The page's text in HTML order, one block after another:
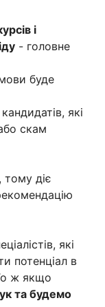
і
- головне
буде
які
скам
діє
які
потенціал в
ж якщо
та будемо